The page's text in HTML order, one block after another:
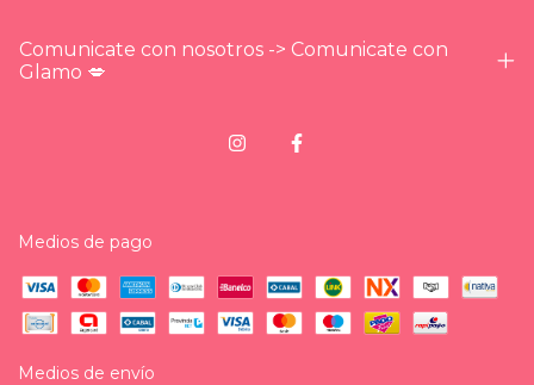
Comunicate con nosotros -> Comunicate con
Glamo 💋
Medios de pago
Medios de envío